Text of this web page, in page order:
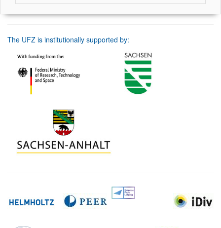
The UFZ is institutionally supported by: